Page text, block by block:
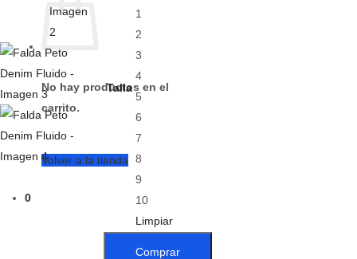
No hay productos en el
carrito.
Volver a la tienda
0
Talla
1
2
3
4
5
6
7
8
9
10
Limpiar
Comprar